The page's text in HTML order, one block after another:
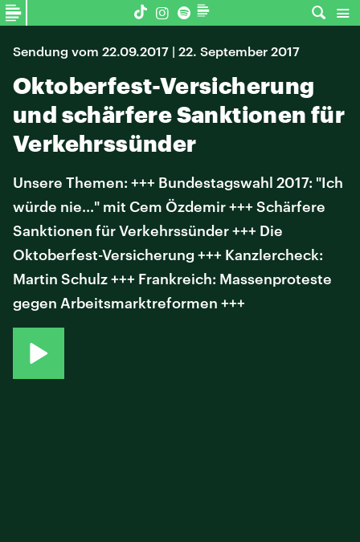
Sendung vom 22.09.2017 | 22. September 2017
Oktoberfest-Versicherung
und schärfere Sanktionen für
Verkehrssünder
Unsere Themen: +++ Bundestagswahl 2017: "Ich
würde nie..." mit Cem Özdemir +++ Schärfere
Sanktionen für Verkehrssünder +++ Die
Oktoberfest-Versicherung +++ Kanzlercheck:
Martin Schulz +++ Frankreich: Massenproteste
gegen Arbeitsmarktreformen +++